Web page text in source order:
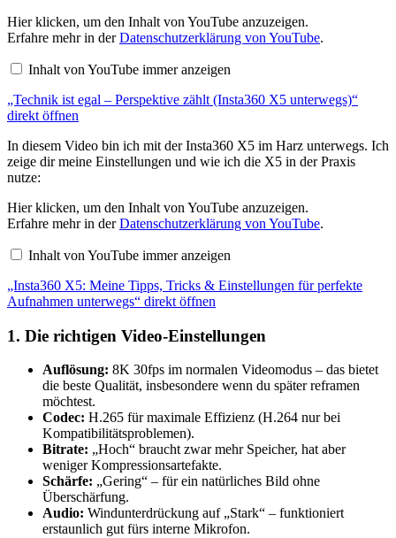
„Technik
ist
egal
Perspektive
(Insta360
X5
unterwegs)“
von
YouTube
anzeigen
Hier klicken, um den Inhalt von YouTube anzuzeigen.
Erfahre mehr in derDatenschutzerklärung von YouTube.
Inhalt von YouTube immer anzeigen
„Technik ist egal – Perspektive zählt (Insta360 X5 unterwegs)“
direkt öffnen
In diesem Video bin ich mit der Insta360 X5 im Harz unterwegs. Ich
zeige dir meine Einstellungen und wie ich die X5 in der Praxis
nutze:
„Insta360
X5:
Meine
Tricks
Einstellungen
für
perfekte
unterwegs“
YouTube
anzeigen
Hier klicken, um den Inhalt von YouTube anzuzeigen.
Erfahre mehr in derDatenschutzerklärung von YouTube.
Inhalt von YouTube immer anzeigen
„Insta360 X5: Meine Tipps, Tricks & Einstellungen für perfekte
Aufnahmen unterwegs“ direkt öffnen
1. Die richtigen Video-Einstellungen
Auflösung: 8K 30fps im normalen Videomodus – das bietet
die beste Qualität, insbesondere wenn du später reframen
möchtest.
Codec: H.265 für maximale Effizienz (H.264 nur bei
Kompatibilitätsproblemen).
Bitrate: „Hoch“ braucht zwar mehr Speicher, hat aber
weniger Kompressionsartefakte.
Schärfe: „Gering“ – für ein natürliches Bild ohne
Überschärfung.
Audio: Windunterdrückung auf „Stark“ – funktioniert
erstaunlich gut fürs interne Mikrofon.